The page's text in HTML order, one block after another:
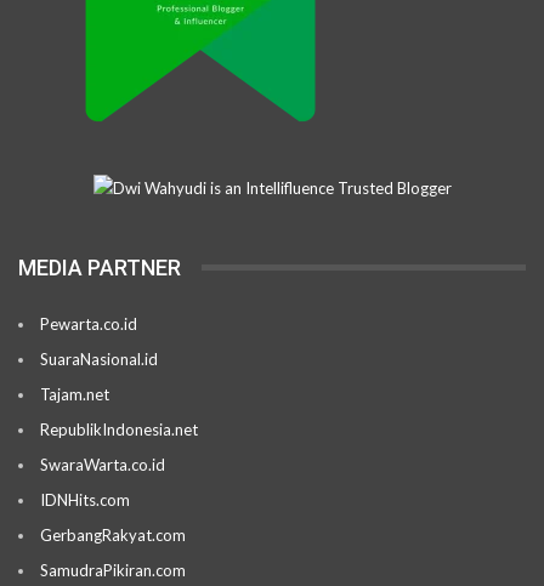
MEDIA PARTNER
Pewarta.co.id
SuaraNasional.id
Tajam.net
RepublikIndonesia.net
SwaraWarta.co.id
IDNHits.com
GerbangRakyat.com
SamudraPikiran.com